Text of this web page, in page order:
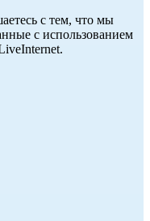
с тем, что мы
с использованием